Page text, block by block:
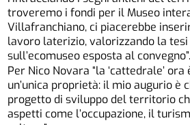
troveremo i fondi per il Museo
Villafranchiano, ci piacerebbe
lavoro laterizio, valorizzando la
sull’ecomuseo esposta al convegno”.
Per Nico Novara “la ‘cattedrale’
un’unica proprietà: il mio augurio è
progetto di sviluppo del territorio
aspetti come l’occupazione, il